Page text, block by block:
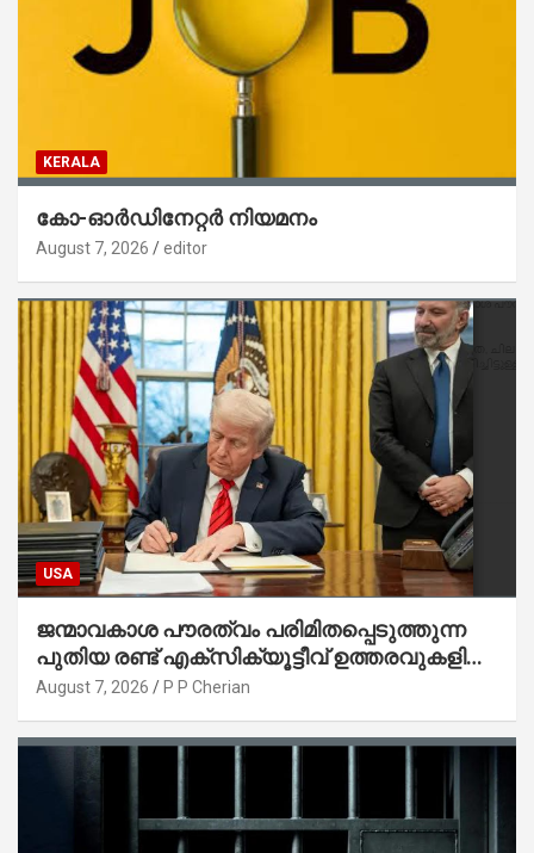
KERALA
കോ-ഓർഡിനേറ്റർ നിയമനം
August 7, 2026 editor
USA
ജന്മാവകാശ പൗരത്വം പരിമിതപ്പെടുത്തുന്ന
പുതിയ രണ്ട് എക്സിക്യൂട്ടീവ് ഉത്തരവുകളിൽ
ട്രംപ് ഒപ്പുവെച്ചു
August 7, 2026 P P Cherian